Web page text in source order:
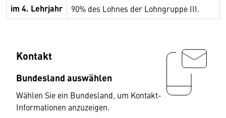
im 4. Lehrjahr 90% des Lohnes der Lohngruppe III.
Kontakt
Bundesland auswählen
Wählen Sie ein Bundesland, um Kontakt-
Informationen anzuzeigen.